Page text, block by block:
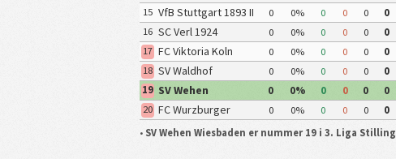
GroSsaspach
15 VfB Stuttgart 1893 II 0 0% 0 0 0
0
16 SC Verl 1924 0 0% 0 0 0
0
17 FC Viktoria Koln 0 0% 0 0 0
0
18 SV Waldhof
Mannheim 07
0 0% 0 0 0
0
19 SV Wehen
Wiesbaden
0 0% 0 0 0
0
20 FC Wurzburger
Kickers
0 0% 0 0 0
0
• SV Wehen Wiesbaden er nummer 19 i 3. Liga Stilling